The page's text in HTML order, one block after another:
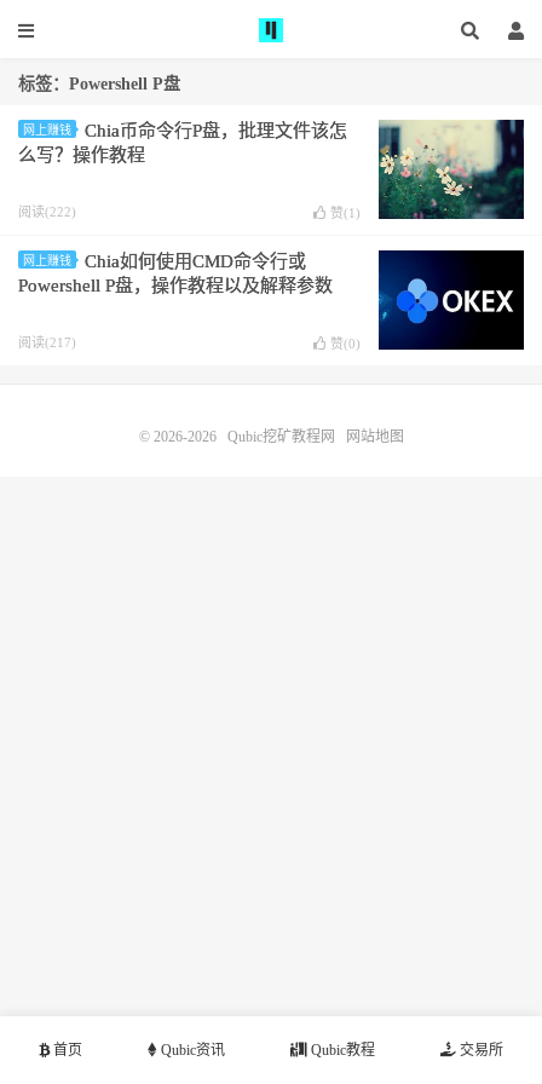
标签：Powershell P盘
网上赚钱
Chia币命令行P盘，批理文件该怎
么写？操作教程
阅读(222) 赞(1 )
网上赚钱
Chia如何使用CMD命令行或
Powershell P盘，操作教程以及解释参数
阅读(217) 赞(0)
首页 Qubic资讯 Qubic教程 交易所
© 2026-2026 Qubic挖矿教程网 网站地图